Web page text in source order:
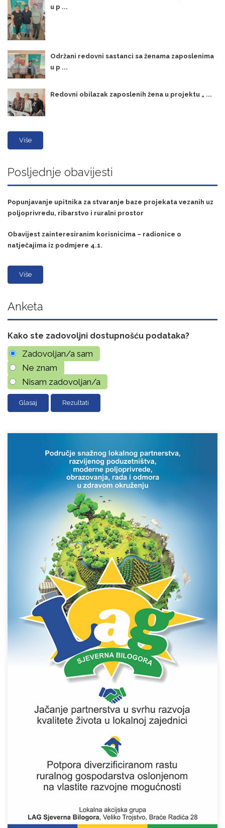
u p ...
Održani redovni sastanci sa ženama zaposlenima
u p ...
Redovni obilazak zaposlenih žena u projektu „ ...
Više
Posljednje obavijesti
Popunjavanje upitnika za stvaranje baze projekata vezanih uz
poljoprivredu, ribarstvo i ruralni prostor
Obavijest zainteresiranim korisnicima – radionice o
natječajima iz podmjere 4.1.
Više
Anketa
Kako ste zadovoljni dostupnošću podataka?
Zadovoljan/a sam
Ne znam
Nisam zadovoljan/a
Rezultati